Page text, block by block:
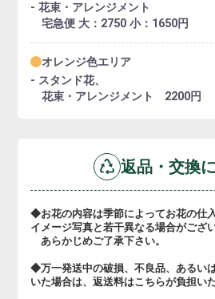
- 花束・アレンジメント
宅急便 大：2750 小：1650円
オレンジ色エリア
- スタンド花、
花束・アレンジメント 2200円
返品・交換
◆お花の内容は季節によってお花の仕
イメージ写真と若干異なる場合がござい
あらかじめご了承下さい。
◆万一発送中の破損、不良品、あるい
いた場合は、返送料はこちらが負担い